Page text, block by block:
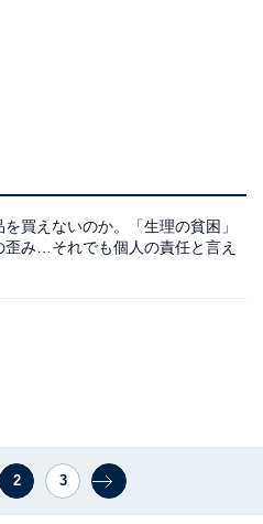
買えないのか。「生理の貧困」
歪み…それでも個人の責任と言え
2 3